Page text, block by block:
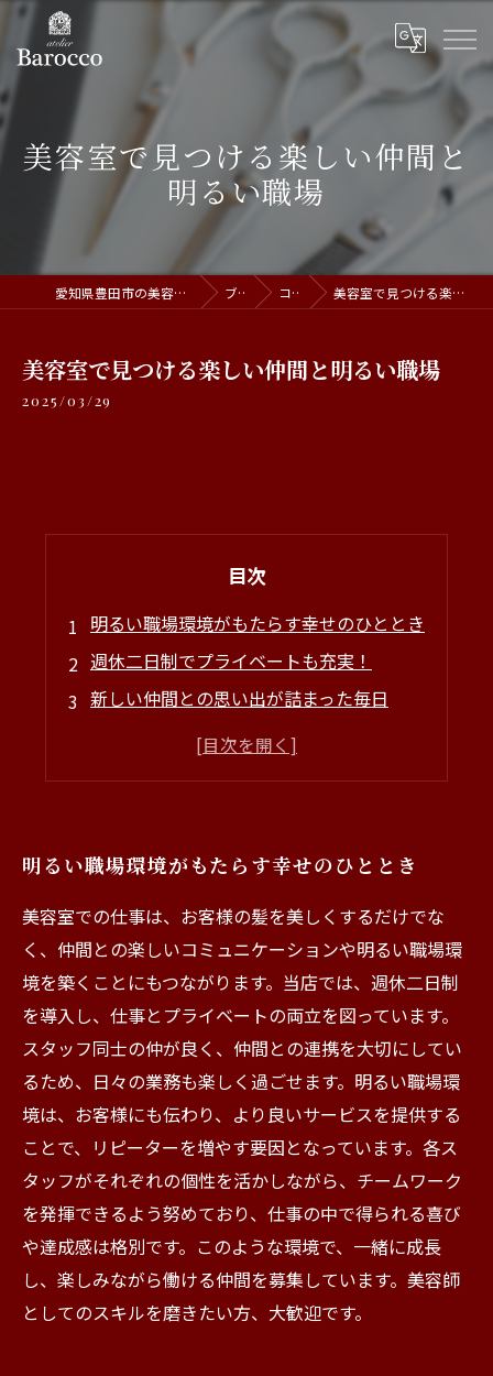
美容室で見つける楽しい仲間と
明るい職場
愛知県豊田市の美容室ならatelier Barocco ブログ コラム 美容室で見つける楽しい仲間と明るい職場
美容室で見つける楽しい仲間と明るい職場
2025/03/29
目次
明るい職場環境がもたらす幸せのひととき
週休二日制でプライベートも充実！
新しい仲間との思い出が詰まった毎日
美容室での成長と笑顔の連鎖
明るい職場環境がもたらす幸せのひととき
美容室での仕事は、お客様の髪を美しくするだけでな
く、仲間との楽しいコミュニケーションや明るい職場環
境を築くことにもつながります。当店では、週休二日制
を導入し、仕事とプライベートの両立を図っています。
スタッフ同士の仲が良く、仲間との連携を大切にしてい
るため、日々の業務も楽しく過ごせます。明るい職場環
境は、お客様にも伝わり、より良いサービスを提供する
ことで、リピーターを増やす要因となっています。各ス
タッフがそれぞれの個性を活かしながら、チームワーク
を発揮できるよう努めており、仕事の中で得られる喜び
や達成感は格別です。このような環境で、一緒に成長
し、楽しみながら働ける仲間を募集しています。美容師
としてのスキルを磨きたい方、大歓迎です。